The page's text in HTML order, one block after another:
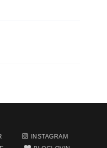
INSTAGRAM